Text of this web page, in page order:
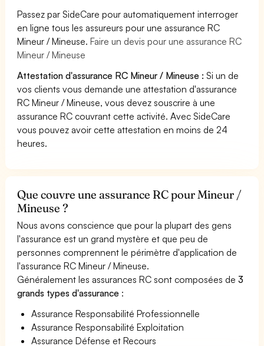
Passez par SideCare pour automatiquement interroger
en ligne tous les assureurs pour une assurance RC
Mineur / Mineuse.Faire un devis pour une assurance RC
Mineur / Mineuse
Attestation d'assurance RC Mineur / Mineuse : Si un de
vos clients vous demande une attestation d'assurance
RC Mineur / Mineuse, vous devez souscrire à une
assurance RC couvrant cette activité. Avec SideCare
vous pouvez avoir cette attestation en moins de 24
heures.
Que couvre une assurance RC pour Mineur /
Mineuse ?
Nous avons conscience que pour la plupart des gens
l'assurance est un grand mystère et que peu de
personnes comprennent le périmètre d'application de
l'assurance RC Mineur / Mineuse.
Généralement les assurances RC sont composées de3
grands types d'assurance :
Assurance Responsabilité Professionnelle
Assurance Responsabilité Exploitation
Assurance Défense et Recours